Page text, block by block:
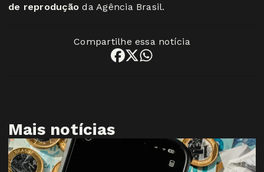
de reprodução da Agência Brasil.
Compartilhe essa notícia
Mais notícias